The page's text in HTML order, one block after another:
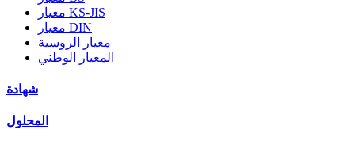
معيار KS-JIS
معيار DIN
معيار الروسية
المعيار الوطني
شهادة
المحلول